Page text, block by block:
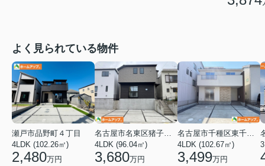
よく見られている物件
瀬戸市品野町４丁目
4LDK (102.26㎡)
2,480万円
名古屋市名東区猪子石１丁目
4LDK (96.04㎡)
3,680万円
名古屋市千種区東千種台
4LDK (102.67㎡)
3,499万円